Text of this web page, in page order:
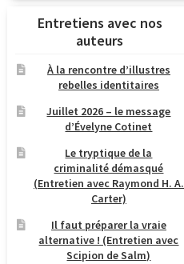
Entretiens avec nos
auteurs
À la rencontre d’illustres
rebelles identitaires
Juillet 2026 – le message
d’Évelyne Cotinet
Le tryptique de la
criminalité démasqué
(Entretien avec Raymond H. A.
Carter)
Il faut préparer la vraie
alternative ! (Entretien avec
Scipion de Salm)